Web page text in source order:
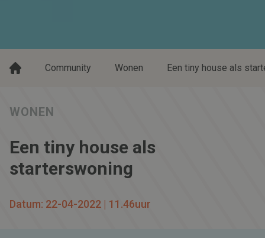
Community Wonen Een tiny house als
WONEN
Een tiny house als
starterswoning
Datum: 22-04-2022 | 11.46uur